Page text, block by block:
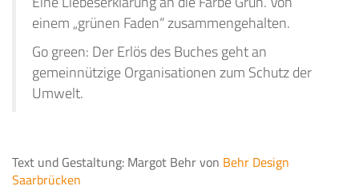
einem „grünen Faden“ zusammengehalten.
Go green: Der Erlös des Buches geht an
gemeinnützige Organisationen zum Schutz der
Umwelt.
Text und Gestaltung: Margot Behr von Behr Design
Saarbrücken